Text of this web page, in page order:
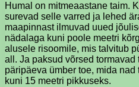
Humal on mitmeaastane taim.
surevad selle varred ja lehed
maapinnast ilmuvad uued
nädalaga kuni poole meetri
alusele risoomile, mis talvitub
all. Ja paksud võrsed
päripäeva ümber toe, mida
kuni 15 meetri pikkuseks.